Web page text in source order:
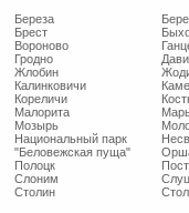
Береза
Брест
Вороново
Гродно
Жлобин
Калинковичи
Кореличи
Малорита
Мозырь
Национальный парк
"Беловежская пуща"
Полоцк
Слоним
Столин